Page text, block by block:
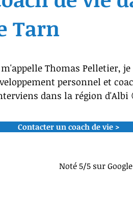
Tarn
m'appelle Thomas Pelletier,
personnel et
dans la région d'Albi
Contacter un coach de vie >
Noté 5/5 sur Google